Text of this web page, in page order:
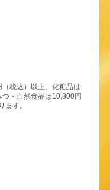
税込）以上、化粧品は
・自然食品は10,800円
ます。